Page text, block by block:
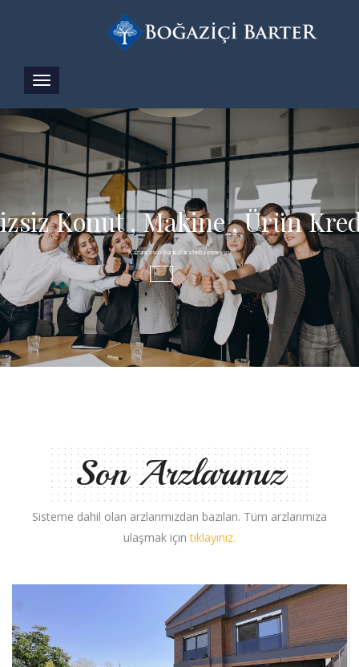
Konut , Makine , Ürün
Kazancınızı bankalara heba etmeyin
Son Arzlarımız
Sisteme dahil olan arzlarımızdan bazıları. Tüm arzlarımıza
ulaşmak içintıklayınız.